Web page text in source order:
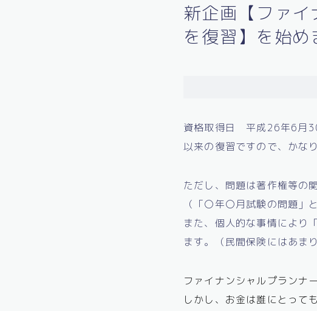
新企画【ファ
を復習】を始め
資格取得日 平成26年6月
以来の復習ですので、かな
ただし、問題は著作権等の
（「〇年〇月試験の問題」
また、個人的な事情により
ます。（民間保険にはあま
ファイナンシャルプランナ
しかし、お金は誰にとって